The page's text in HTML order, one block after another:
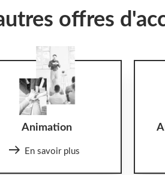
offres
Animation
En savoir plus